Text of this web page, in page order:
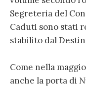
Segreteria del
Caduti sono stati
stabilito dal
Come nella
anche la porta di